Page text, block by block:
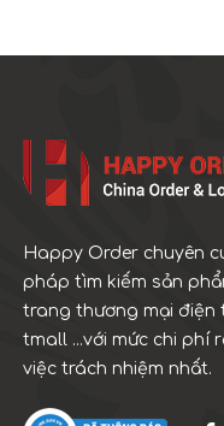
Happy Order chuyên
pháp tìm kiếm sản
trang thương mại điện
tmall ...với mức chi phí
việc trách nhiệm nhất.